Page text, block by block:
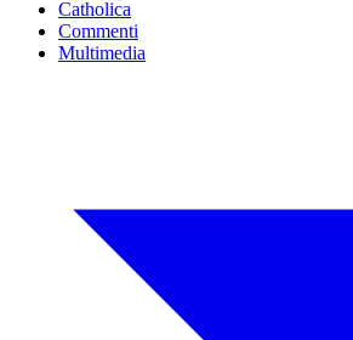
Catholica
Commenti
Multimedia